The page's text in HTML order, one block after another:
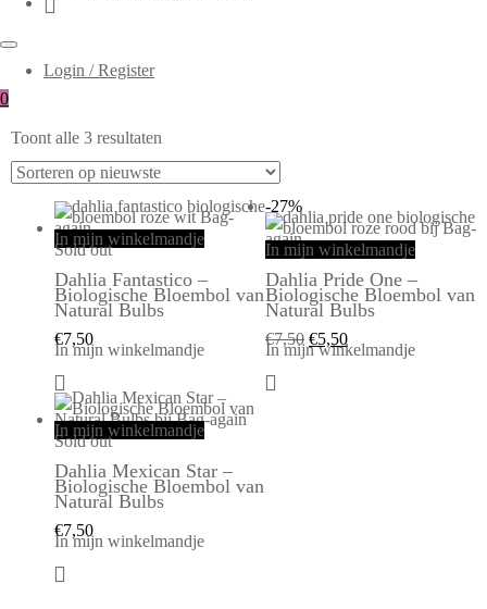
Login / Register
0
Toont alle 3 resultaten
In mijn winkelmandje
Sold out
Dahlia Fantastico –
Biologische Bloembol van
Natural Bulbs
€7,50
In mijn winkelmandje
-27%
In mijn winkelmandje
Dahlia Pride One –
Biologische Bloembol van
Natural Bulbs
€7,50 €5,50
In mijn winkelmandje
In mijn winkelmandje
Sold out
Dahlia Mexican Star –
Biologische Bloembol van
Natural Bulbs
€7,50
In mijn winkelmandje